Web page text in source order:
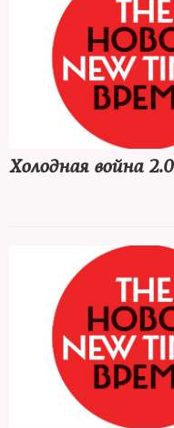
Холодная война 2.0